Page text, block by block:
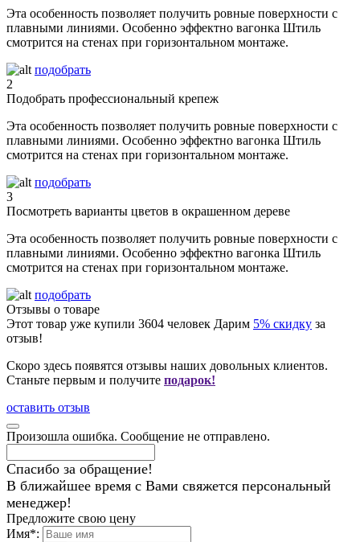
Эта особенность позволяет получить ровные поверхности с
плавными линиями. Особенно эффектно вагонка Штиль
смотрится на стенах при горизонтальном монтаже.
подобрать
2
Подобрать профессиональный крепеж
Эта особенность позволяет получить ровные поверхности с
плавными линиями. Особенно эффектно вагонка Штиль
смотрится на стенах при горизонтальном монтаже.
подобрать
3
Посмотреть варианты цветов в окрашенном дереве
Эта особенность позволяет получить ровные поверхности с
плавными линиями. Особенно эффектно вагонка Штиль
смотрится на стенах при горизонтальном монтаже.
подобрать
Отзывы о товаре
Этот товар уже купили 3604 человек Дарим 5% скидку за
отзыв!
Скоро здесь появятся отзывы наших довольных клиентов.
Станьте первым и получите подарок!
оставить отзыв
Произошла ошибка. Сообщение не отправлено.
Спасибо за обращение!
В ближайшее время с Вами свяжется персональный
менеджер!
Предложите свою цену
Имя*: